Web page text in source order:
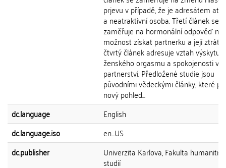
prjevu v případě, že je adresátem
a neatraktivní osoba. Třetí článek se
zaměřuje na hormonální odpověď na
možnost získat partnerku a její
čtvrtý článek adresuje vztah výskytu
ženského orgasmu a spokojenosti v
partnerství. Předložené studie jsou
původními vědeckými články, které
nový pohled...
dc.language
English
dc.language.iso
en_US
dc.publisher
Univerzita Karlova, Fakulta
studií